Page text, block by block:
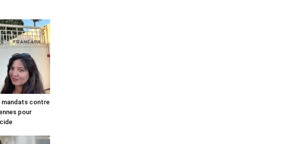
mandats contre
pour